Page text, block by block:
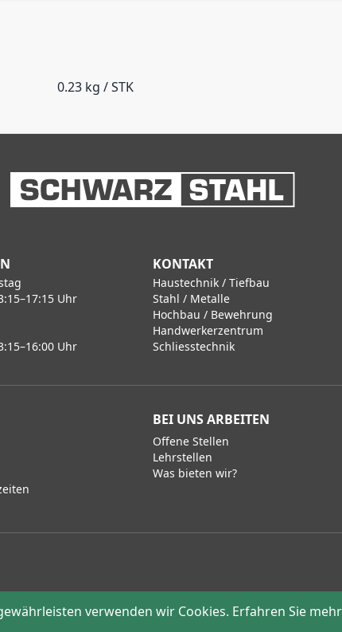
0.23 kg / STK
Uhr
Uhr
KONTAKT
Haustechnik / Tiefbau
Stahl / Metalle
Hochbau / Bewehrung
Handwerkerzentrum
Schliesstechnik
BEI UNS ARBEITEN
Offene Stellen
Lehrstellen
Was bieten wir?
verwenden wir Cookies. Erfahren Sie